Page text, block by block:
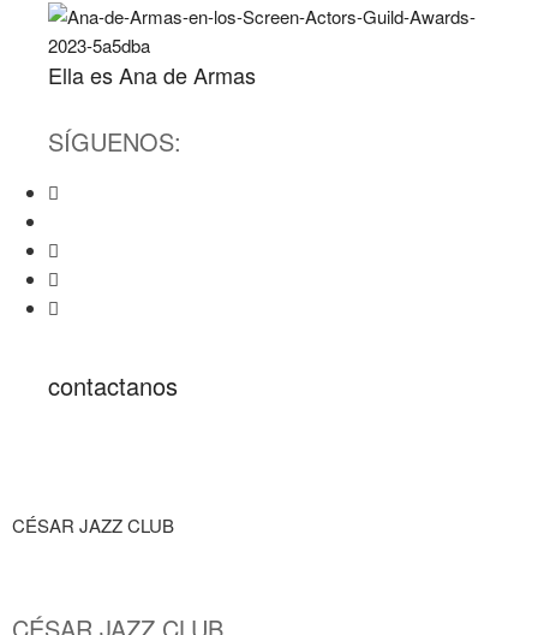
Ella es Ana de Armas
SÍGUENOS:
contactanos
CÉSAR JAZZ CLUB
CÉSAR JAZZ CLUB